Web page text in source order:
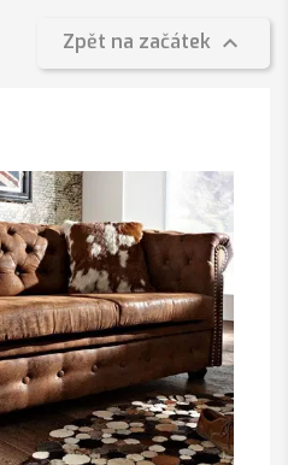
Zpět na začátek 